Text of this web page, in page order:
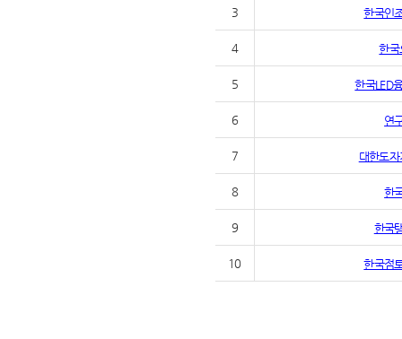
3 한국인
4 한국
5 한국LED
6 연
7 대한도
8 한
9 한국
10 한국점